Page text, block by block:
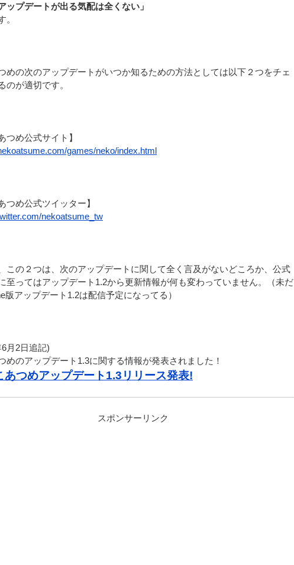
ップデートが出る気配は全くない」
。
めの次のアップデートがいつか知るための方法としては以下２つをチェ
のが適切です。
つめ公式サイト】
games/neko/index.html
つめ公式ツイッター】
nekoatsume_tw
この２つは、次のアップデートに関して全く言及がないどころか、公式
至ってはアップデート1.2から更新情報が何も変わっていません。（未だ
版アップデート1.2は配信予定になってる）
6月2日追記)
めのアップデート1.3に関する情報が発表されました！
つめアップデート1.3リリース発表!
スポンサーリンク